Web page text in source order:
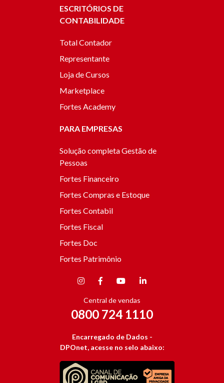
ESCRITÓRIOS DE
CONTABILIDADE
Total Contador
Representante
Loja de Cursos
Marketplace
Fortes Academy
PARA EMPRESAS
Solução completa Gestão de
Pessoas
Fortes Financeiro
Fortes Compras e Estoque
Fortes Contabil
Fortes Fiscal
Fortes Doc
Fortes Patrimônio
Central de vendas
0800 724 1110
Encarregado de Dados -
DPOnet, acesse no selo abaixo: